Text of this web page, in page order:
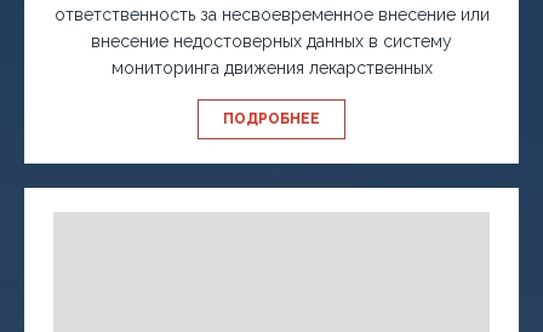
ответственность за несвоевременное внесение или
внесение недостоверных данных в систему
мониторинга движения лекарственных
ПОДРОБНЕЕ